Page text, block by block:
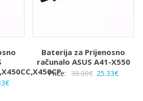
€Trenutna
Baterija za Prijenosno
računalo ASUS A41-X550
Price: 38.00€ Izvorna
25.33€